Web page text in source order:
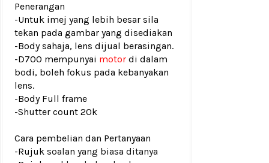
Penerangan
-Untuk imej yang lebih besar sila
tekan pada gambar yang disediakan
-Body sahaja, lens dijual berasingan.
-D700 mempunyai motor di dalam
bodi, boleh fokus pada kebanyakan
lens.
-Body Full frame
-Shutter count 20k
Cara pembelian dan Pertanyaan
-Rujuk soalan yang biasa ditanya